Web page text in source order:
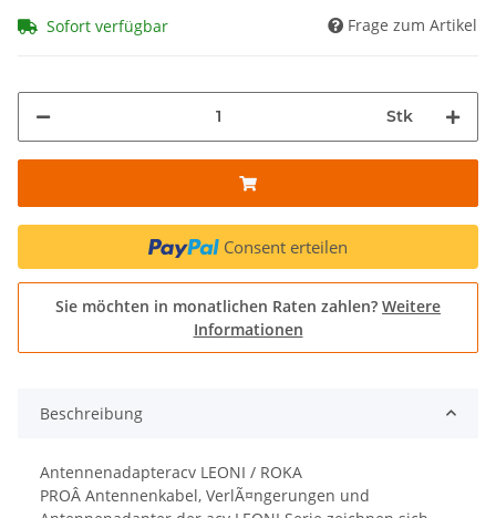
Sofort verfügbar Frage zum Artikel
Stk
Consent erteilen
Sie möchten in monatlichen Raten zahlen? Weitere
Informationen
Beschreibung
Antennenadapteracv LEONI / ROKA
PROÂ Antennenkabel, VerlÃ¤ngerungen und